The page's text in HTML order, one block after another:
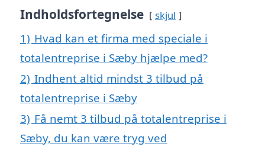
Indholdsfortegnelse skjul
1) Hvad kan et firma med speciale i
totalentreprise i Sæby hjælpe med?
2) Indhent altid mindst 3 tilbud på
totalentreprise i Sæby
3) Få nemt 3 tilbud på totalentreprise i
Sæby, du kan være tryg ved